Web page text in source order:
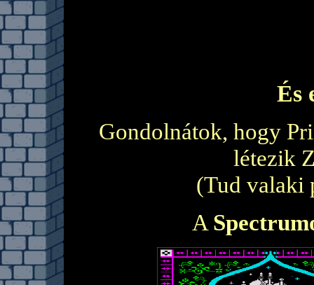
És
Gondolnátok, hogy
létezik
(Tud valaki
A